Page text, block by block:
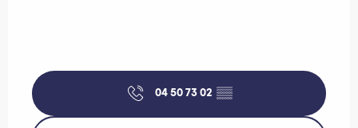
04 50 73 02 ▒▒